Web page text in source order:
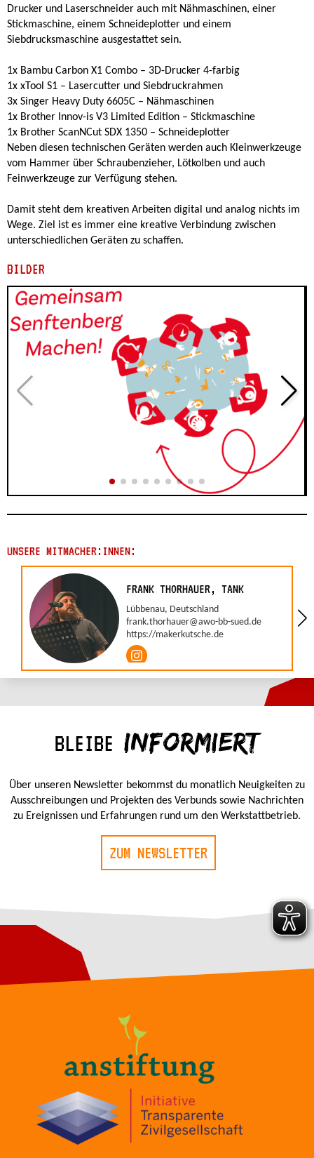
Drucker und Laserschneider auch mit Nähmaschinen, einer
Stickmaschine, einem Schneideplotter und einem
Siebdrucksmaschine ausgestattet sein.
1x Bambu Carbon X1 Combo – 3D-Drucker 4-farbig
1x xTool S1 – Lasercutter und Siebdruckrahmen
3x Singer Heavy Duty 6605C – Nähmaschinen
1x Brother Innov-is V3 Limited Edition – Stickmaschine
1x Brother ScanNCut SDX 1350 – Schneideplotter
Neben diesen technischen Geräten werden auch Kleinwerkzeuge
vom Hammer über Schraubenzieher, Lötkolben und auch
Feinwerkzeuge zur Verfügung stehen.
Damit steht dem kreativen Arbeiten digital und analog nichts im
Wege. Ziel ist es immer eine kreative Verbindung zwischen
unterschiedlichen Geräten zu schaffen.
BILDER
UNSERE MITMACHER:INNEN:
FRANK THORHAUER, TANK
Lübbenau, Deutschland
frank.thorhauer@awo-bb-sued.de
https://makerkutsche.de
BLEIBE INFORMIERT
Über unseren Newsletter bekommst du monatlich Neuigkeiten zu
Ausschreibungen und Projekten des Verbunds sowie Nachrichten
zu Ereignissen und Erfahrungen rund um den Werkstattbetrieb.
ZUM NEWSLETTER